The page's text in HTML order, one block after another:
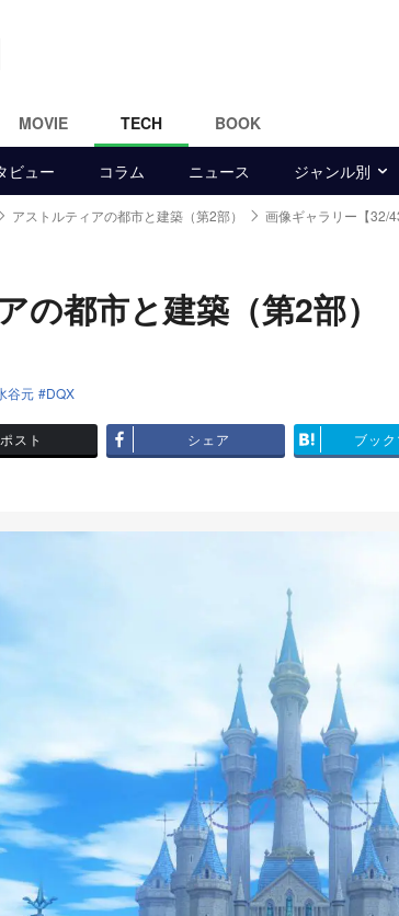
MOVIE TECH BOOK
ビュー コラム ニュース ジャンル別
アストルティアの都市と建築（第2部） 画像ギャラリー【32/
の都市と建築（第2部
谷元 DQX
ポスト シェア ブッ